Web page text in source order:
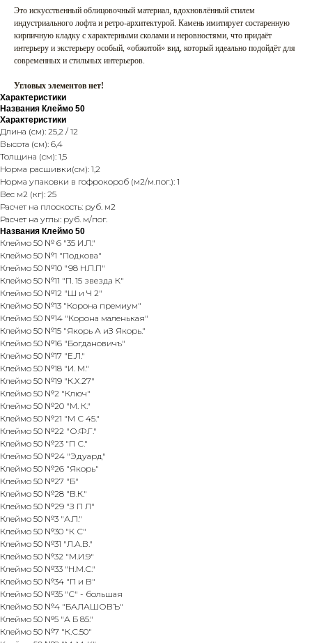
Это искусственный облицовочный материал, вдохновлённый стилем
индустриального лофта и ретро-архитектурой. Камень имитирует состаренную
кирпичную кладку с характерными сколами и неровностями, что придаёт
интерьеру и экстерьеру особый, «обжитой» вид, который идеально подойдёт для
современных и стильных интерьеров.
Угловых элементов нет!
Характеристики
Названия Клеймо 50
Характеристики
Длина (см): 25,2 / 12
Высота (см): 6,4
Толщина (см): 1,5
Норма расшивки(см): 1,2
Норма упаковки в гофрокороб (м2/м.пог.): 1
Вес м2 (кг): 25
Расчет на плоскость: руб. м2
Расчет на углы: руб. м/пог.
Названия Клеймо 50
Клеймо 50 № 6 "35 И.Л."
Клеймо 50 №1 "Подкова"
Клеймо 50 №10 "98 Н.П.П"
Клеймо 50 №11 "П. 15 звезда К"
Клеймо 50 №12 "Ш и Ч 2"
Клеймо 50 №13 "Корона премиум"
Клеймо 50 №14 "Корона маленькая"
Клеймо 50 №15 "Якорь А иЗ Якорь."
Клеймо 50 №16 "Богдановичъ"
Клеймо 50 №17 "Е.Л."
Клеймо 50 №18 "И. М."
Клеймо 50 №19 "К.Х.27"
Клеймо 50 №2 "Ключ"
Клеймо 50 №20 "М. К."
Клеймо 50 №21 "М С 45."
Клеймо 50 №22 "О.Ф.Г."
Клеймо 50 №23 "П С."
Клеймо 50 №24 "Эдуард"
Клеймо 50 №26 "Якорь"
Клеймо 50 №27 "Б"
Клеймо 50 №28 "В.К."
Клеймо 50 №29 "З П Л"
Клеймо 50 №3 "А.П."
Клеймо 50 №30 "К С"
Клеймо 50 №31 "Л.А.В."
Клеймо 50 №32 "М.И.9"
Клеймо 50 №33 "Н.М.С."
Клеймо 50 №34 "П и В"
Клеймо 50 №35 "С" - большая
Клеймо 50 №4 "БАЛАШОВЪ"
Клеймо 50 №5 "А Б 85."
Клеймо 50 №7 "К.С.50"